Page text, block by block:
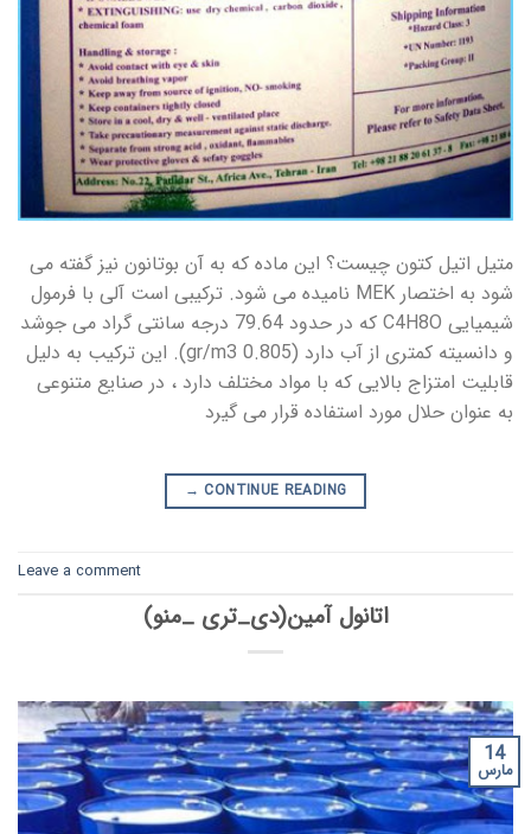
متیل اتیل کتون چیست؟ این ماده که به آن بوتانون نیز گفته می
شود به اختصار MEK نامیده می شود. ترکیبی است آلی با فرمول
شیمیایی C4H8O که در حدود 79.64 درجه سانتی گراد می جوشد
و دانسیته کمتری از آب دارد (0.805 gr/m3). این ترکیب به دلیل
قابلیت امتزاج بالایی که با مواد مختلف دارد ، در صنایع متنوعی
به عنوان حلال مورد استفاده قرار می گیرد
CONTINUE READING
→
Leave a comment
اتانول آمین(دی_تری _منو)
14
مارس